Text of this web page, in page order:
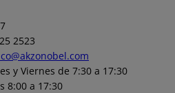
2523
y Viernes de 7:30 a 17:30
8:00 a 17:30